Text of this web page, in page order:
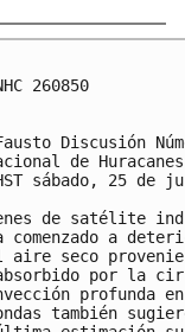
260850
Discusión
de
sábado, 25 de
de satélite
comenzado a
aire seco
absorbido por la
profunda
también